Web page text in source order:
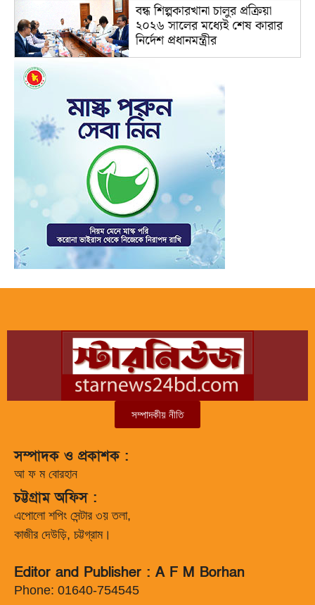
বন্ধ শিল্পকারখানা চালুর প্রক্রিয়া
২০২৬ সালের মধ্যেই শেষ কারার
নির্দেশ প্রধানমন্ত্রীর
সম্পাদকীয় নীতি
সম্পাদক ও প্রকাশক :
আ ফ ম বোরহান
চট্টগ্রাম অফিস :
এপোলো শপিং সেন্টার ৩য় তলা,
কাজীর দেউড়ি, চট্টগ্রাম।
Editor and Publisher : A F M Borhan
Phone: 01640-754545